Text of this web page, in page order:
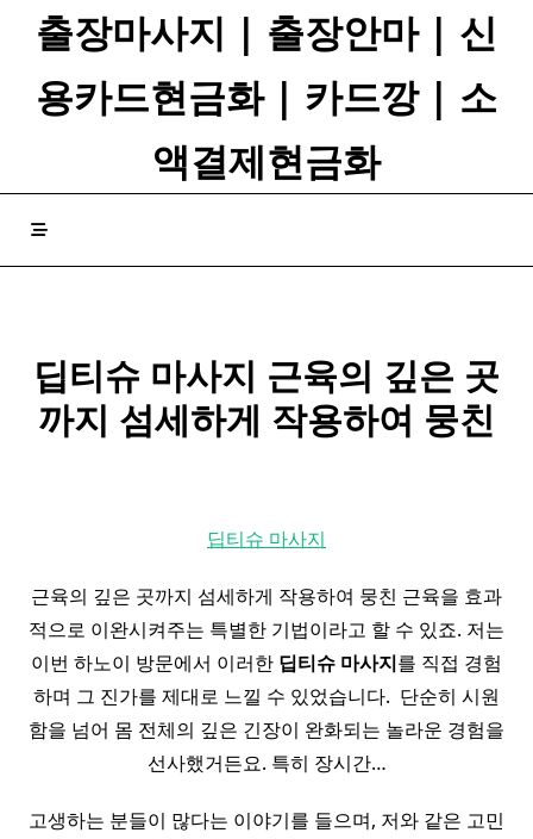
출장마사지 | 출장안마 | 신
용카드현금화 | 카드깡 | 소
액결제현금화
딥티슈 마사지 근육의 깊은 곳
까지 섬세하게 작용하여 뭉친
딥티슈 마사지
근육의 깊은 곳까지 섬세하게 작용하여 뭉친 근육을 효과
적으로 이완시켜주는 특별한 기법이라고 할 수 있죠. 저는
이번 하노이 방문에서 이러한 딥티슈 마사지를 직접 경험
하며 그 진가를 제대로 느낄 수 있었습니다. ​ 단순히 시원
함을 넘어 몸 전체의 깊은 긴장이 완화되는 놀라운 경험을
선사했거든요. 특히 장시간…
고생하는 분들이 많다는 이야기를 들으며, 저와 같은 고민